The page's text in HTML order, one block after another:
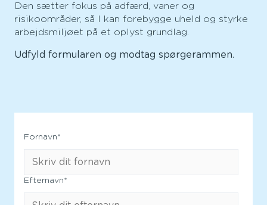
Den sætter fokus på adfærd, vaner og
risikoområder, så I kan forebygge uheld og styrke
arbejdsmiljøet på et oplyst grundlag.
Udfyld formularen og modtag spørgerammen.
Fornavn*
Efternavn*